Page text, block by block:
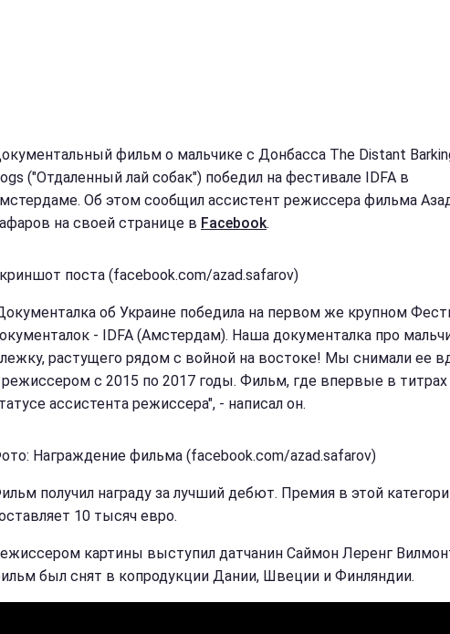
фильм о мальчике с Донбасса The Distant
("Отдаленный лай собак") победил на фестивале IDFA в
Об этом сообщил ассистент режиссера фильма
на своей странице в Facebook.
поста (facebook.com/azad.safarov)
об Украине победила на первом же крупном
- IDFA (Амстердам). Наша документалка про
растущего рядом с войной на востоке! Мы снимали ее
с 2015 по 2017 годы. Фильм, где впервые в титрах
ассистента режиссера", - написал он.
Награждение фильма (facebook.com/azad.safarov)
получил награду за лучший дебют. Премия в этой
10 тысяч евро.
картины выступил датчанин Саймон Леренг
был снят в копродукции Дании, Швеции и Финляндии.